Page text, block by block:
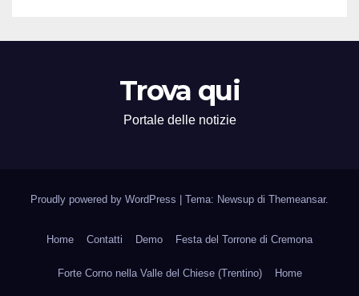
Trova qui
Portale delle notizie
Proudly powered by WordPress Tema: Newsup di Themeansar.
Home Contatti Demo Festa del Torrone di Cremona
Forte Corno nella Valle del Chiese (Trentino) Home